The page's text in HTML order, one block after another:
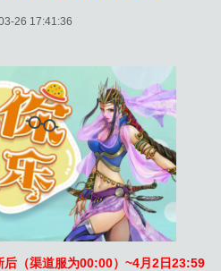
26 17:41:36
（渠道服为00:00）~4月2日23:59
下载 客服